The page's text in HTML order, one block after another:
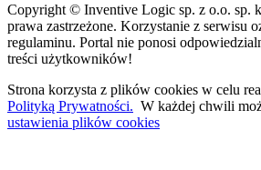
Copyright © Inventive Logic sp. z o.o. sp.
prawa zastrzeżone. Korzystanie z serwisu
regulaminu. Portal nie ponosi
treści użytkowników!
Strona korzysta z plików cookies w celu
Polityką Prywatności. W każdej chwili
ustawienia plików cookies